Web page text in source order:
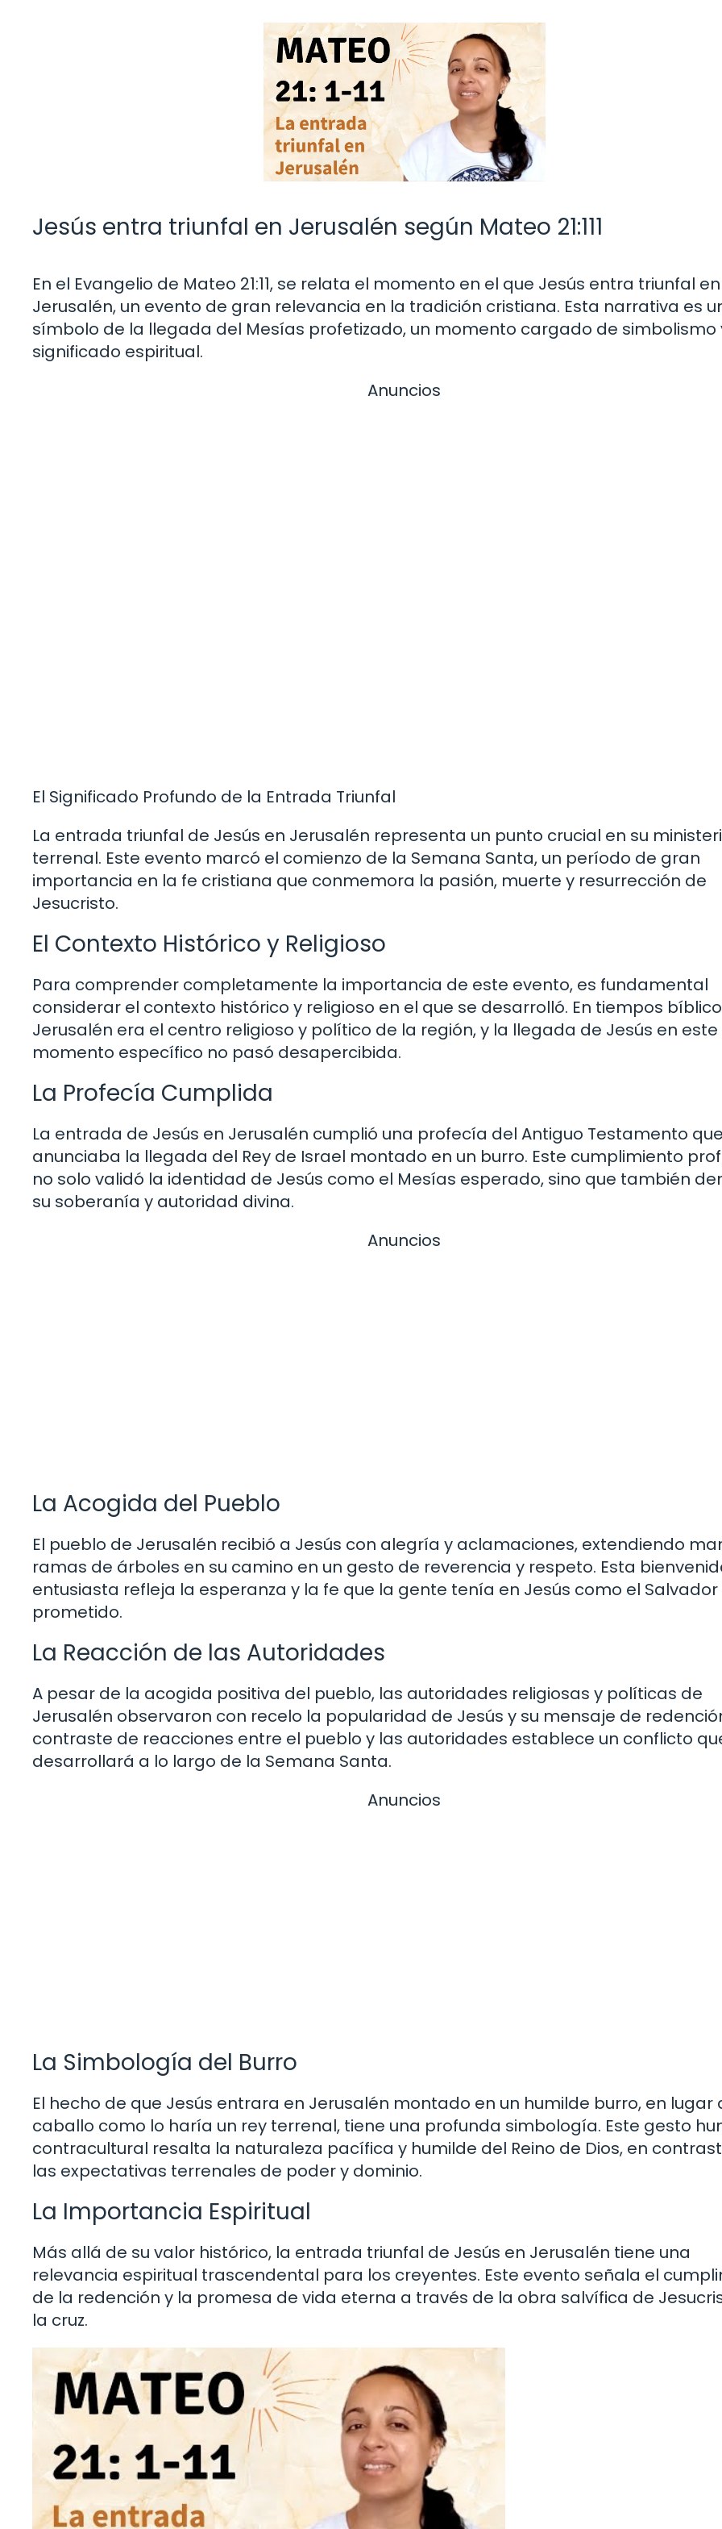
Jesús entra triunfal en Jerusalén según Mateo 21:111
En el Evangelio de Mateo 21:11, se relata el momento en el que Jesús entra triunfal en
Jerusalén, un evento de gran relevancia en la tradición cristiana. Esta narrativa es
símbolo de la llegada del Mesías profetizado, un momento cargado de simbolismo
significado espiritual.
Anuncios
El Significado Profundo de la Entrada Triunfal
La entrada triunfal de Jesús en Jerusalén representa un punto crucial en su
terrenal. Este evento marcó el comienzo de la Semana Santa, un período de gran
importancia en la fe cristiana que conmemora la pasión, muerte y resurrección de
Jesucristo.
El Contexto Histórico y Religioso
Para comprender completamente la importancia de este evento, es fundamental
considerar el contexto histórico y religioso en el que se desarrolló. En tiempos
Jerusalén era el centro religioso y político de la región, y la llegada de Jesús en este
momento específico no pasó desapercibida.
La Profecía Cumplida
La entrada de Jesús en Jerusalén cumplió una profecía del Antiguo Testamento que
anunciaba la llegada del Rey de Israel montado en un burro. Este cumplimiento
no solo validó la identidad de Jesús como el Mesías esperado, sino que también
su soberanía y autoridad divina.
Anuncios
La Acogida del Pueblo
El pueblo de Jerusalén recibió a Jesús con alegría y aclamaciones, extendiendo
ramas de árboles en su camino en un gesto de reverencia y respeto. Esta
entusiasta refleja la esperanza y la fe que la gente tenía en Jesús como el Salvador
prometido.
La Reacción de las Autoridades
A pesar de la acogida positiva del pueblo, las autoridades religiosas y políticas de
Jerusalén observaron con recelo la popularidad de Jesús y su mensaje de
contraste de reacciones entre el pueblo y las autoridades establece un conflicto
desarrollará a lo largo de la Semana Santa.
Anuncios
La Simbología del Burro
El hecho de que Jesús entrara en Jerusalén montado en un humilde burro, en lugar
caballo como lo haría un rey terrenal, tiene una profunda simbología. Este gesto
contracultural resalta la naturaleza pacífica y humilde del Reino de Dios, en
las expectativas terrenales de poder y dominio.
La Importancia Espiritual
Más allá de su valor histórico, la entrada triunfal de Jesús en Jerusalén tiene una
relevancia espiritual trascendental para los creyentes. Este evento señala el
de la redención y la promesa de vida eterna a través de la obra salvífica de
la cruz.